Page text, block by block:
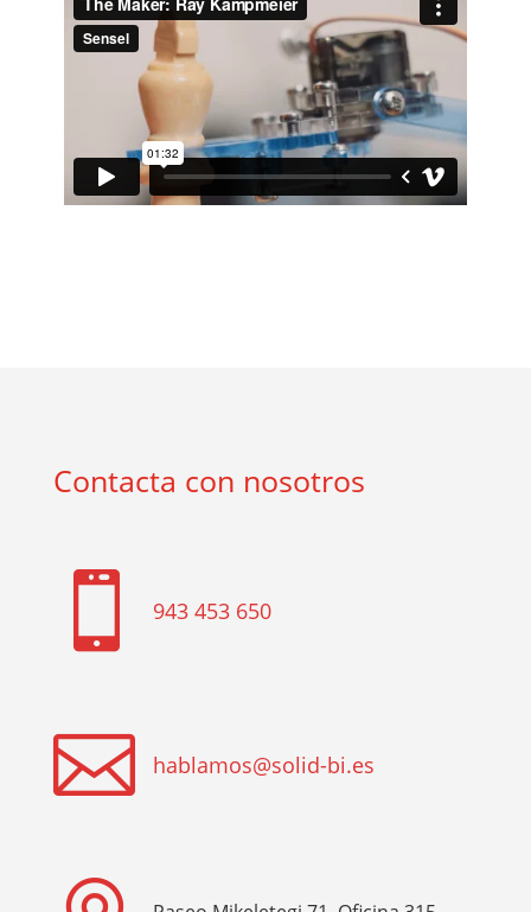
Contacta con nosotros
 943 453 650
 hablamos@solid-bi.es